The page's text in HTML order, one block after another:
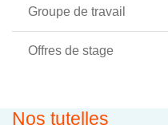
Groupe de travail
Offres de stage
Nos tutelles